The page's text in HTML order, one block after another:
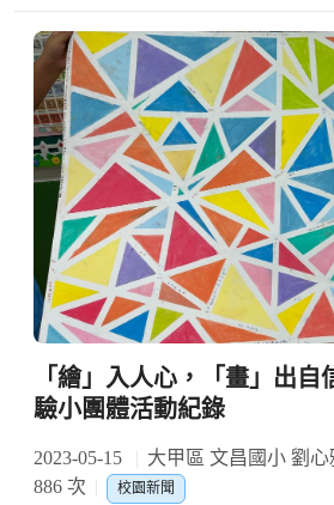
「繪」入人心，「畫」出
驗小團體活動紀錄
2023-05-15 大甲區 文昌國小 劉心
886 次
校園新聞